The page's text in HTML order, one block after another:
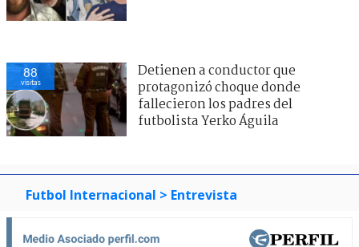
88
visitas
Detienen a conductor que
protagonizó choque donde
fallecieron los padres del
futbolista Yerko Águila
Futbol Internacional > Entrevista